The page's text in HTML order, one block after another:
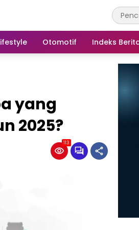
Otomotif Indeks
yang
2025?
113